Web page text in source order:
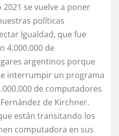
se vuelve a poner
políticas
Igualdad, que fue
4.000.000 de
argentinos porque
interrumpir un programa
de computadores
de Kirchner.
están transitando los
computadora en sus